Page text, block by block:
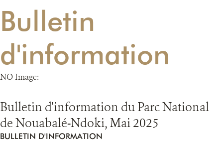
RESSOURCES
DONATE
Bulletin
d'information
NO Image:
Bulletin d'information du Parc National
de Nouabalé-Ndoki, Mai 2025
BULLETIN D'INFORMATION